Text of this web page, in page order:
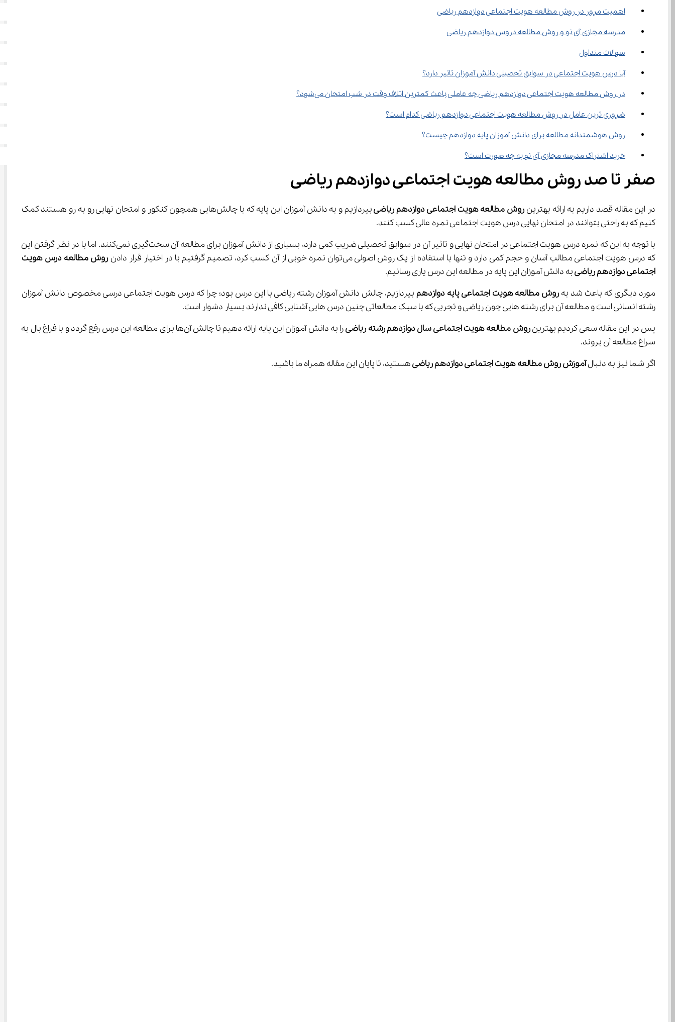
اهمیت مرور در روش مطالعه هویت اجتماعی دوازدهم ریاضی
مدرسه مجازی آی نو و روش مطالعه دروس دوازدهم ریاضی
سوالات متداول
آیا درس هویت اجتماعی در سوابق تحصیلی دانش آموزان تاثیر دارد؟
در روش مطالعه هویت اجتماعی دوازدهم ریاضی چه عاملی باعث کمترین اتلاف وقت در شب امتحان می‌شود؟
ضروری ترین عامل در روش مطالعه هویت اجتماعی دوازدهم ریاضی کدام است؟
روش هوشمندانه مطالعه برای دانش آموزان پایه دوازدهم چیست؟
خرید اشتراک مدرسه مجازی آی نو به چه صورت است؟
صفر تا صد روش مطالعه هویت اجتماعی دوازدهم ریاضی
در این مقاله قصد داریم به ارائه بهترین روش مطالعه هویت اجتماعی دوازدهم ریاضی
بپردازیم و به دانش آموزان این پایه که با چالش‌هایی همچون کنکور و امتحان نهایی رو به رو هستند کمک
کنیم که به راحتی بتوانند در امتحان نهایی درس هویت اجتماعی نمره عالی کسب کنند.
با توجه به این که نمره درس هویت اجتماعی در امتحان نهایی و تاثیر آن در سوابق تحصیلی ضریب کمی دارد، بسیاری از دانش آموزان برای مطالعه آن سخت‌گیری نمی‌کنند. اما با در نظر گرفتن این
که درس هویت اجتماعی مطالب آسان و حجم کمی دارد و تنها با استفاده از یک روش اصولی می‌توان نمره خوبی از آن کسب کرد، تصمیم گرفتیم با در اختیار قرار دادن
روش مطالعه درس هویت
اجتماعی دوازدهم ریاضی به دانش آموزان این پایه در مطالعه این درس یاری رسانیم.
مورد دیگری که باعث شد به روش مطالعه هویت اجتماعی پایه دوازدهم بپردازیم، چالش دانش آموزان رشته ریاضی با این درس بود؛ چرا که درس هویت اجتماعی درسی مخصوص دانش آموزان
رشته انسانی است و مطالعه آن برای رشته هایی چون ریاضی و تجربی که با سبک مطالعاتی چنین درس هایی آشنایی کافی ندارند بسیار دشوار است.
پس در این مقاله سعی کردیم بهترین روش مطالعه هویت اجتماعی سال دوازدهم رشته ریاضی
را به دانش آموزان این پایه ارائه دهیم تا چالش آن‌ها برای مطالعه این درس رفع گردد و با فراغ بال به
سراغ مطالعه آن بروند.
اگر شما نیز به دنبال آموزش روش مطالعه هویت اجتماعی دوازدهم ریاضی هستید، تا پایان این مقاله همراه ما باشید.